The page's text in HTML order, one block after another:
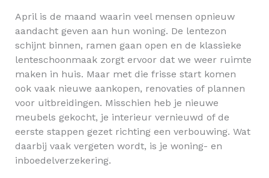
April is de maand waarin veel mensen opnieuw
aandacht geven aan hun woning. De lentezon
schijnt binnen, ramen gaan open en de klassieke
lenteschoonmaak zorgt ervoor dat we weer ruimte
maken in huis. Maar met die frisse start komen
ook vaak nieuwe aankopen, renovaties of plannen
voor uitbreidingen. Misschien heb je nieuwe
meubels gekocht, je interieur vernieuwd of de
eerste stappen gezet richting een verbouwing. Wat
daarbij vaak vergeten wordt, is je woning- en
inboedelverzekering.